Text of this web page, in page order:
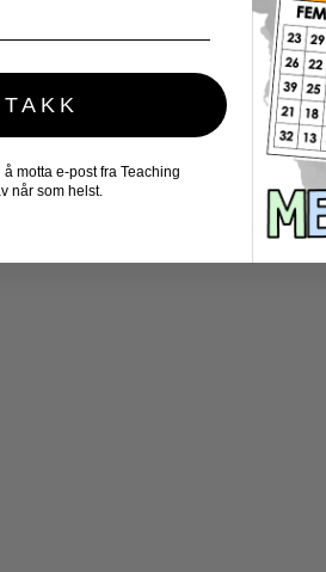
motta e-post fra Teaching
når som helst.